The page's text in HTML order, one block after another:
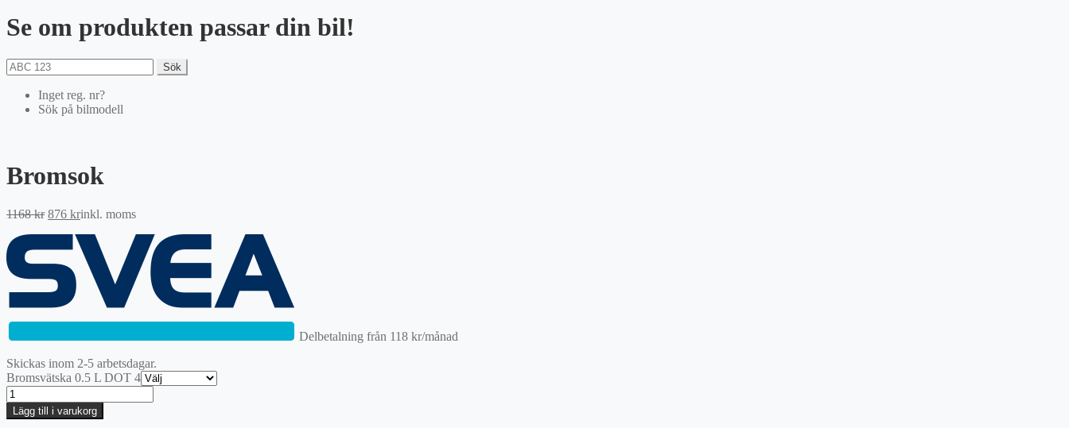
Se om produkten passar din bil!
Sök
Inget reg. nr?
Sök på bilmodell
Bromsok
1168kr Det
1168 kr.
876 krDet
priset
är:
876 kr.
inkl. moms
Delbetalning från 118 kr/månad
Skickas inom 2-5 arbetsdagar.
Bromsvätska 0.5 L DOT 4
Bromsok
mängd
Lägg till i varukorg